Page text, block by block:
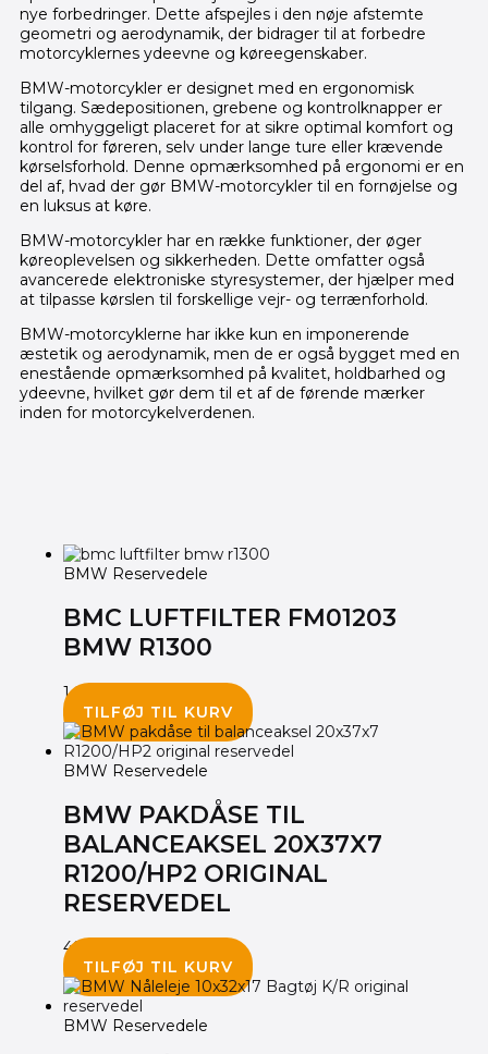
nye forbedringer. Dette afspejles i den nøje afstemte
geometri og aerodynamik, der bidrager til at forbedre
motorcyklernes ydeevne og køreegenskaber.
BMW-motorcykler er designet med en ergonomisk
tilgang. Sædepositionen, grebene og kontrolknapper er
alle omhyggeligt placeret for at sikre optimal komfort og
kontrol for føreren, selv under lange ture eller krævende
kørselsforhold. Denne opmærksomhed på ergonomi er en
del af, hvad der gør BMW-motorcykler til en fornøjelse og
en luksus at køre.
BMW-motorcykler har en række funktioner, der øger
køreoplevelsen og sikkerheden. Dette omfatter også
avancerede elektroniske styresystemer, der hjælper med
at tilpasse kørslen til forskellige vejr- og terrænforhold.
BMW-motorcyklerne har ikke kun en imponerende
æstetik og aerodynamik, men de er også bygget med en
enestående opmærksomhed på kvalitet, holdbarhed og
ydeevne, hvilket gør dem til et af de førende mærker
inden for motorcykelverdenen.
BMW Reservedele
BMC LUFTFILTER FM01203
BMW R1300
1,095.00
TILFØJ TIL KURV
BMW Reservedele
BMW PAKDÅSE TIL
BALANCEAKSEL 20X37X7
R1200/HP2 ORIGINAL
RESERVEDEL
495.00
TILFØJ TIL KURV
BMW Reservedele